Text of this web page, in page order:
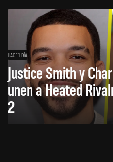
HACE 1 DÍA
Justice Smith y
unen a Heated
2